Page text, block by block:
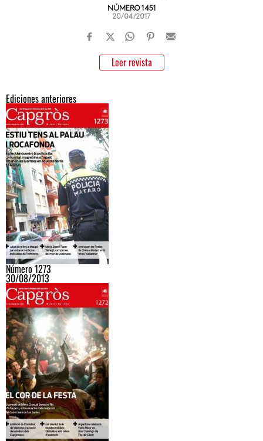
NÚMERO 1451
20/04/2017
Leer revista
Ediciones anteriores
Número 1273
30/08/2013